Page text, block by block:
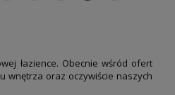
łazience. Obecnie wśród ofert
wnętrza oraz oczywiście naszych